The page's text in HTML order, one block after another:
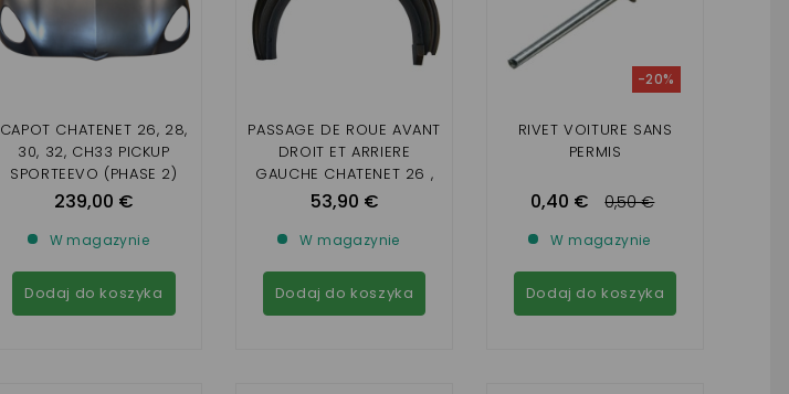
CAPOT CHATENET 26, 28,
30, 32, CH33 PICKUP
SPORTEEVO (PHASE 2)
239,00 €
W magazynie
Dodaj do koszyka
PASSAGE DE ROUE AVANT
DROIT ET ARRIERE
GAUCHE CHATENET 26 ,
30 ,32 SPORTEEVO
53,90 €
W magazynie
Dodaj do koszyka
RIVET VOITURE SANS
PERMIS
0,40 €
-20%
0,50 €
W magazynie
Dodaj do koszyka